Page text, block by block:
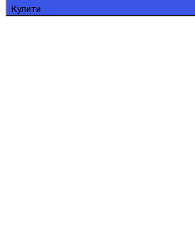
Купити